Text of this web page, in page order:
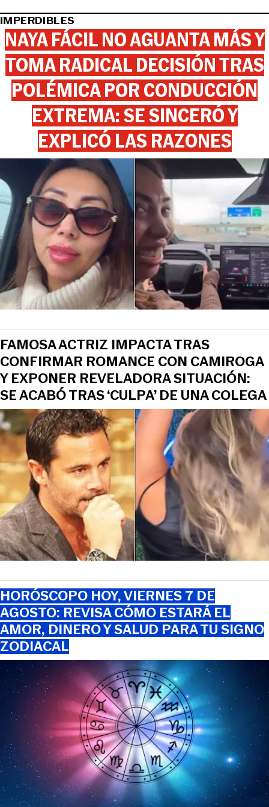
IMPERDIBLES
NAYA FÁCIL NO AGUANTA MÁS Y
TOMA RADICAL DECISIÓN TRAS
POLÉMICA POR CONDUCCIÓN
EXTREMA: SE SINCERÓ Y
EXPLICÓ LAS RAZONES
FAMOSA ACTRIZ IMPACTA TRAS
CONFIRMAR ROMANCE CON CAMIROGA
Y EXPONER REVELADORA SITUACIÓN:
SE ACABÓ TRAS ‘CULPA’ DE UNA COLEGA
HORÓSCOPO HOY, VIERNES 7 DE
AGOSTO: REVISA CÓMO ESTARÁ EL
AMOR, DINERO Y SALUD PARA TU SIGNO
ZODIACAL